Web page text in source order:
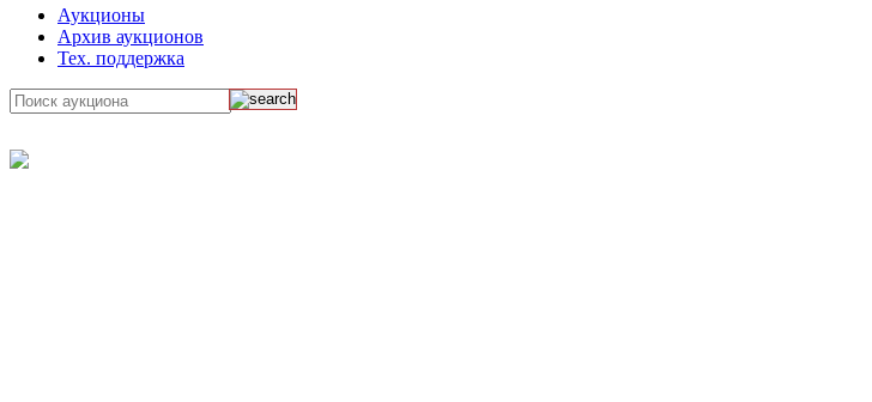
Аукционы
Архив аукционов
Тех. поддержка